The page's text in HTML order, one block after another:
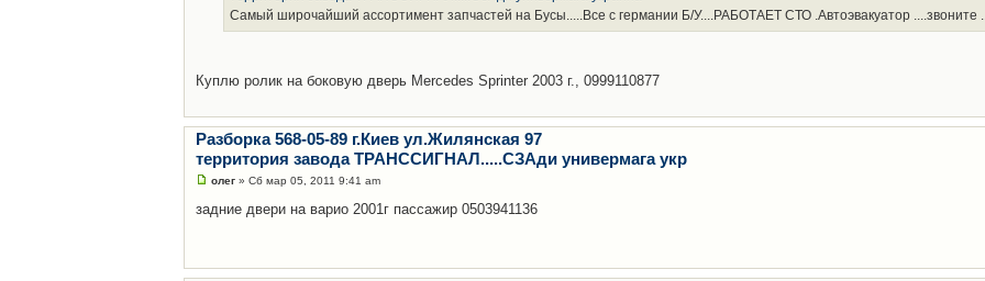
Самый широчайший ассортимент запчастей на Бусы.....Все с германии Б/У....РАБОТАЕТ СТО .Автоэвакуатор ....звоните
Куплю ролик на боковую дверь Mercedes Sprinter 2003 г., 0999110877
Разборка 568-05-89 г.Киев ул.Жилянская 97
территория завода ТРАНССИГНАЛ.....СЗАди универмага укр
олег » Сб мар 05, 2011 9:41 am
задние двери на варио 2001г пассажир 0503941136